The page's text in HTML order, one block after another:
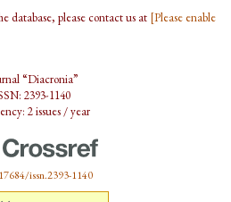
database, please contact us at [Please enable
“Diacronia”
2393-1140
2 issues / year
issn.2393-1140